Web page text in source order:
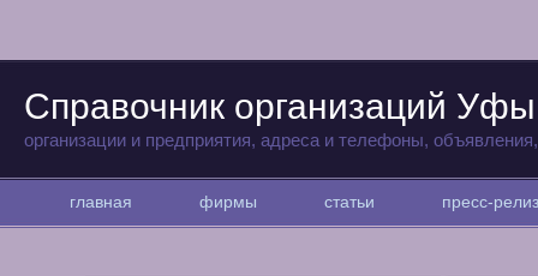
Справочник организаций Уфы
организации и предприятия, адреса и телефоны,
главная фирмы статьи пресс-